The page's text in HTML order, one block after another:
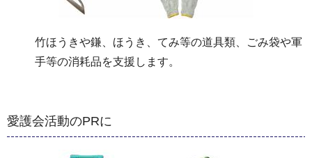
竹ほうきや鎌、ほうき、てみ等の道具類、ごみ袋や軍
手等の消耗品を支援します。
愛護会活動のPRに